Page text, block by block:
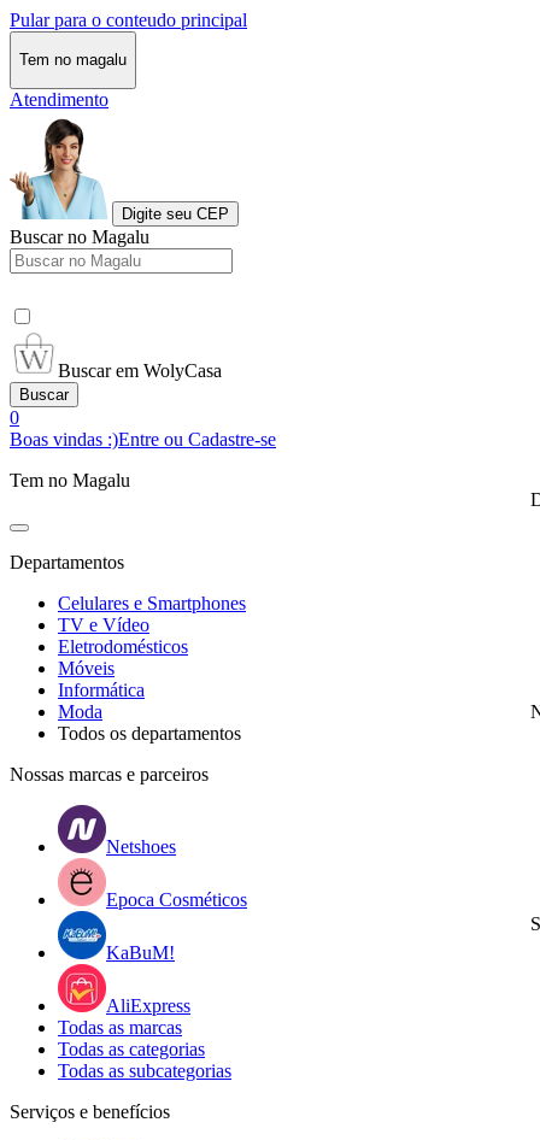
Pular para o conteudo principal
Tem no magalu
Atendimento
Digite seu CEP
Buscar no Magalu
Buscar em WolyCasa
Buscar
0
Boas vindas :)Entre ou Cadastre-se
Tem no Magalu
Departamentos
Celulares e Smartphones
TV e Vídeo
Eletrodomésticos
Móveis
Informática
Moda
Todos os departamentos
Nossas marcas e parceiros
Netshoes
Epoca Cosméticos
KaBuM!
AliExpress
Todas as marcas
Todas as categorias
Todas as subcategorias
Serviços e benefícios